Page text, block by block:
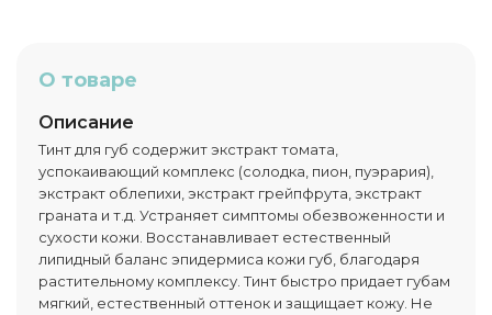
О товаре
Описание
Тинт для губ содержит экстракт томата,
успокаивающий комплекс (солодка, пион, пуэрария),
экстракт облепихи, экстракт грейпфрута, экстракт
граната и т.д. Устраняет симптомы обезвоженности и
сухости кожи. Восстанавливает естественный
липидный баланс эпидермиса кожи губ, благодаря
растительному комплексу. Тинт быстро придает губам
мягкий, естественный оттенок и защищает кожу. Не